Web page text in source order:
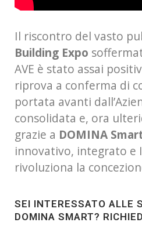
Il riscontro del vasto
Building Expo
AVE è stato assai
riprova a conferma di
portata avanti
consolidata e, ora
grazie a DOMINA
innovativo, integrato e
rivoluziona la
SEI INTERESSATO ALLE
DOMINA SMART?